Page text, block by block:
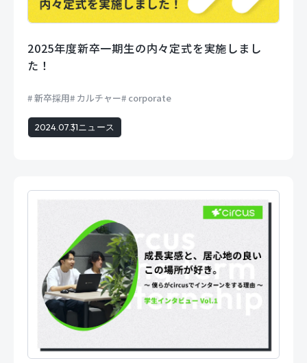
2025年度新卒一期生の内々定式を実施しまし
た！
新卒採用 カルチャー corporate
2024.07.31ニュース